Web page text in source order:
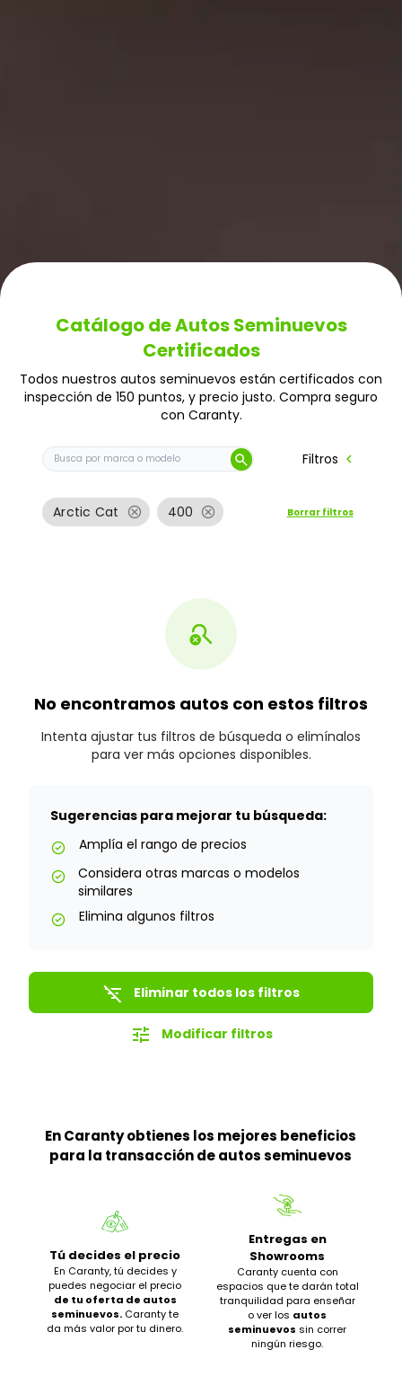
Catálogo de Autos Seminuevos
Certificados
Todos nuestros autos seminuevos están certificados con
inspección de 150 puntos, y precio justo. Compra seguro
con Caranty.
Buscar auto por marca o modelo
search Filtros chevron_left
Arctic Cat cancel 400 cancel Borrar filtros
search_off
No encontramos autos con estos filtros
Intenta ajustar tus filtros de búsqueda o elimínalos
para ver más opciones disponibles.
Sugerencias para mejorar tu búsqueda:
check_circle Amplía el rango de precios
check_circle
Considera otras marcas o modelos
similares
check_circle Elimina algunos filtros
filter_list_off Eliminar todos los filtros
tune Modificar filtros
En Caranty obtienes los mejores beneficios
para la transacción de autos seminuevos
Tú decides el precio
En Caranty, tú decides y
puedes negociar el precio
de tu oferta de autos
seminuevos. Caranty te
da más valor por tu dinero.
Entregas en
Showrooms
Caranty cuenta con
espacios que te darán total
tranquilidad para enseñar
o ver los autos
seminuevos sin correr
ningún riesgo.